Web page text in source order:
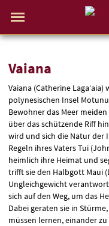
Springe
zum
,zum
.Navigation
Service
umschalten
Gehe
zur
Standortauswahl
Hinweis
Vaiana
Vaiana
Vaiana (Catherine Lagaʻaia)
polynesischen Insel
Bewohner das Meer
über das schützende Riff
wird und sich die Natur der
Regeln ihres Vaters Tui
heimlich ihre Heimat und
trifft sie den Halbgott Maui
Ungleichgewicht
sich auf den Weg, um das
Dabei geraten sie in
müssen lernen, einander